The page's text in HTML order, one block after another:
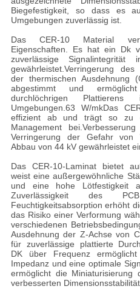
Biegefestigkeit, so dass es
Umgebungen zuverlässig ist.
Das CER-10 Material
Eigenschaften. Es hat ein Dk
zuverlässige Signalintegrität
gewährleistet.Verringerung
der thermischen Ausdehnung
abgestimmt und
durchlöchrigen
Umgebungen.63 W/mkDas
effizient ab und trägt so zu
Management
Verringerung der Gefahr von
Abbau von 44 kV gewährleistet
Das CER-10-Laminat bietet
weist eine außergewöhnliche
und eine hohe Lötfestigkeit
Zuverlässigkeit des
Feuchtigkeitsabsorption erhöht
das Risiko einer Verformung
verschiedenen
Ausdehnung der Z-Achse von
für zuverlässige plattierte
DK über Frequenz
Impedanz und eine optimale
ermöglicht die Miniaturisierung
verbesserten